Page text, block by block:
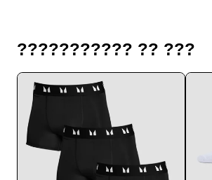
??????????? ?? ???